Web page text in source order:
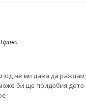
не ми дава да раждам;
би ще придобия дете